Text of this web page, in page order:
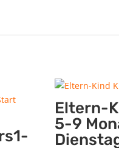
Eltern-
5-9